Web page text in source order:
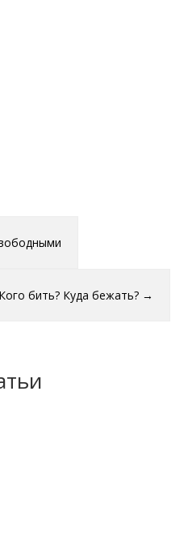
Кого бить? Куда бежать?→